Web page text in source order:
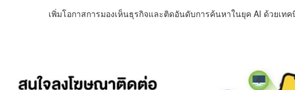
เพิ่มโอกาสการมองเห็นธุรกิจและติดอันดับการค้นหาในยุค AI ด้วยเ